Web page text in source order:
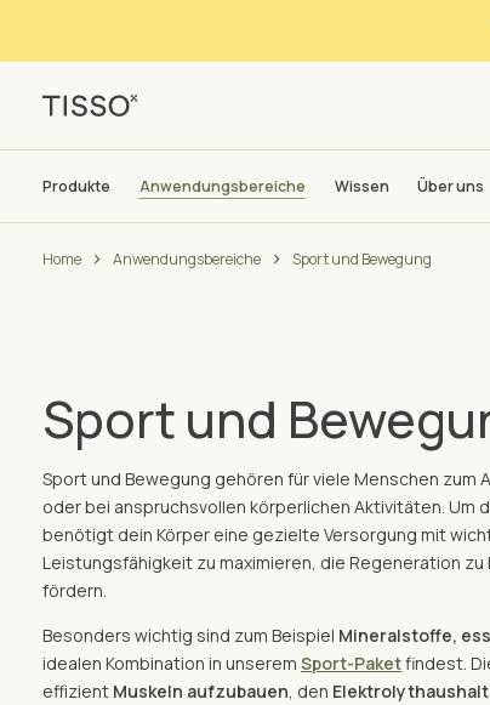
Produkte Anwendungsbereiche Wissen Über uns
Home Anwendungsbereiche Sport und Bewegung
Sport und
Sport und Bewegung gehören für viele Menschen zum
oder bei anspruchsvollen körperlichen Aktivitäten. Um
benötigt dein Körper eine gezielte Versorgung mit
Leistungsfähigkeit zu maximieren, die Regeneration
fördern.
Besonders wichtig sind zum Beispiel Mineralstoffe,
idealen Kombination in unserem Sport-Paketfindest.
effizient Muskeln aufzubauen , den